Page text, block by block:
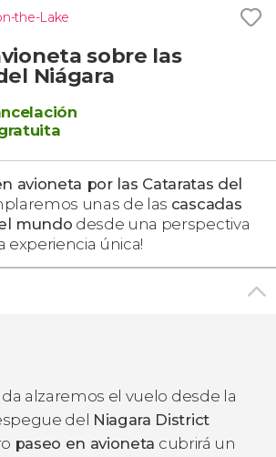
the-Lake
sobre las
Niágara
avioneta por las Cataratas del
unas de las cascadas
mundo desde una perspectiva
experiencia única!
alzaremos el vuelo desde la
del Niagara District
paseo en avioneta cubrirá un